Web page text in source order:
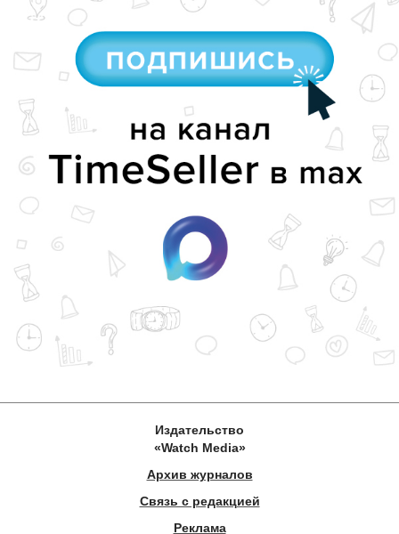
Издательство
«Watch Media»
Архив журналов
Связь с редакцией
Реклама